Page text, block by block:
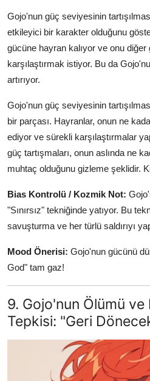
Gojo'nun güç seviyesinin
etkileyici bir karakter olduğunu
gücüne hayran kalıyor ve onu
karşılaştırmak istiyor. Bu da
artırıyor.
Gojo'nun güç seviyesinin
bir parçası. Hayranlar, onun ne
ediyor ve sürekli karşılaştırmalar
güç tartışmaları, onun aslında ne
muhtaç olduğunu gizleme şeklidir.
Bias Kontrolü / Kozmik Not:
"Sınırsız" tekniğinde yatıyor. Bu
savuşturma ve her türlü saldırıyı
Mood Önerisi: Gojo'nun gücünü
God" tam gaz!
9. Gojo'nun Ölümü ve
Tepkisi: "Geri